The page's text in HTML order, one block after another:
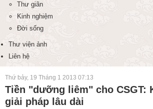
Thư giãn
Kinh nghiệm
Đời sống
Thư viện ảnh
Liên hệ
Thứ bảy, 19 Tháng 1 2013 07:13
Tiền "dưỡng liêm" cho CSGT:
giải pháp lâu dài